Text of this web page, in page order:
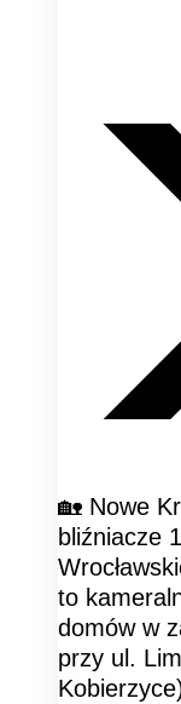
🏡 Nowe
bliźniacze
to
domów w
przy ul.